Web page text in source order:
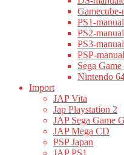
Gamecube-
PS1-
PS2-
PS3-
PSP-
Sega
Nintendo
Import
JAP Vita
Jap Playstation 2
JAP Sega Game
JAP Mega CD
PSP Japan